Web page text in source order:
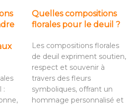
:
Quelles compositions
florales pour le deuil ?
Les compositions florales
de deuil expriment soutien,
respect et souvenir à
travers des fleurs
symboliques, offrant un
hommage personnalisé et